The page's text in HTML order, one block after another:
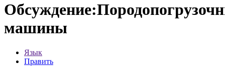
машины
Язык
Править